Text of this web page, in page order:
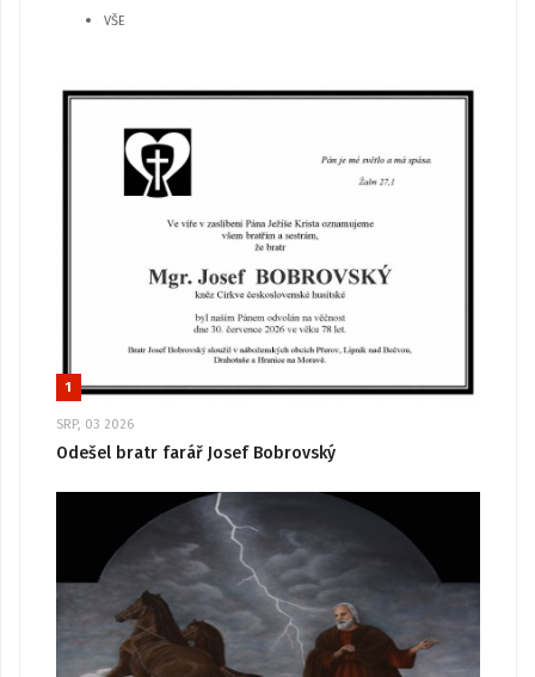
VŠE
1
SRP, 03 2026
Odešel bratr farář Josef Bobrovský